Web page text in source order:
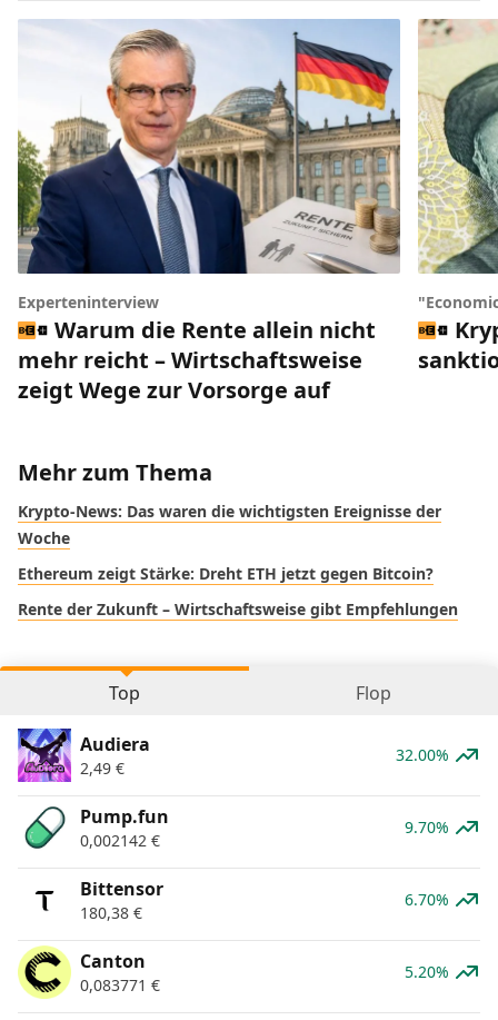
Experteninterview
Warum die Rente allein nicht
mehr reicht – Wirtschaftsweise
zeigt Wege zur Vorsorge auf
Mehr zum Thema
Krypto-News: Das waren die wichtigsten Ereignisse der
Woche
Ethereum zeigt Stärke: Dreht ETH jetzt gegen Bitcoin?
Rente der Zukunft – Wirtschaftsweise gibt Empfehlungen
Top Flop
Audiera
2,49 €
32.00%
Pump.fun
0,002142 €
9.70%
Bittensor
180,38 €
6.70%
Canton
0,083771 €
5.20%